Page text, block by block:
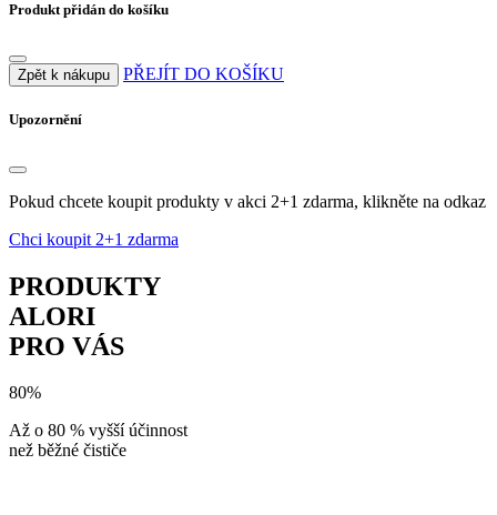
Produkt přidán do košíku
Zpět k nákupu PŘEJÍT DO KOŠÍKU
Upozornění
Pokud chcete koupit produkty v akci 2+1 zdarma, klikněte na odkaz
Chci koupit 2+1 zdarma
PRODUKTY
ALORI
PRO VÁS
80%
Až o 80 % vyšší účinnost
než běžné čističe